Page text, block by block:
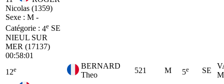
Nicolas (1359)
Sexe : M -
Catégorie : 4e SE
NIEUL SUR
MER (17137)
00:58:01
12e
BERNARD
Theo
521 M 5e SE